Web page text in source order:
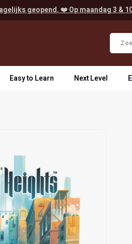
geopend. ❤️ Op maandag 3 &
Easy to Learn Next Level